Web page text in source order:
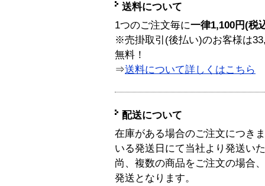
送料について
1つのご注文毎に一律1,100円(税
※売掛取引(後払い)のお客様は
無料！
⇒送料について詳しくはこちら
配送について
在庫がある場合のご注文につき
いる発送日にて当社より発送い
尚、複数の商品をご注文の場合
発送となります。